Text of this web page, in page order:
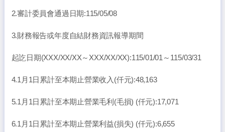
2.審計委員會通過日期:115/05/08
3.財務報告或年度自結財務資訊報導期間
起訖日期(XXX/XX/XX～XXX/XX/XX):115/01/01～115/03/31
4.1月1日累計至本期止營業收入(仟元):48,163
5.1月1日累計至本期止營業毛利(毛損) (仟元):17,071
6.1月1日累計至本期止營業利益(損失) (仟元):6,655